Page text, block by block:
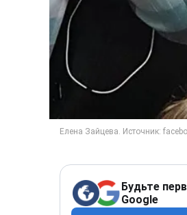
Будьте
Google